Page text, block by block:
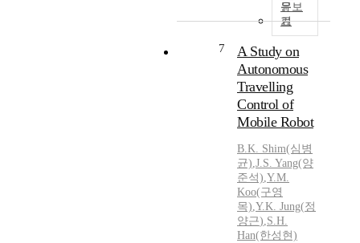
문보
기
7
A Study on
Autonomous
Travelling
Control of
Mobile Robot
B.K. Shim(심병
균),J.S. Yang(양
준석),Y.M.
Koo(구영
목),Y.K. Jung(정
양근),S.H.
Han(한성현)